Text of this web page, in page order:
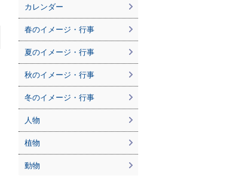
カレンダー
春のイメージ・行事
夏のイメージ・行事
秋のイメージ・行事
冬のイメージ・行事
人物
植物
動物